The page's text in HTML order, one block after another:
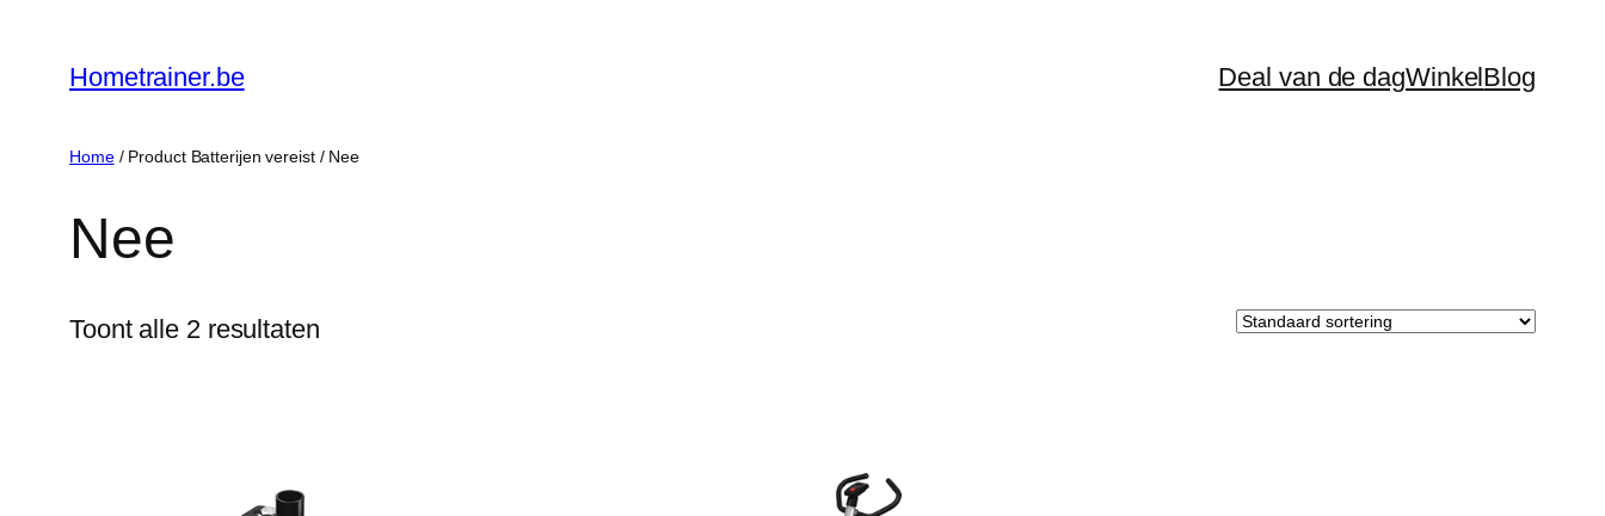
Hometrainer.be Deal van de dagWinkelBlog
Home/ Product Batterijen vereist / ‎Nee
‎Nee
Toont alle 2 resultaten